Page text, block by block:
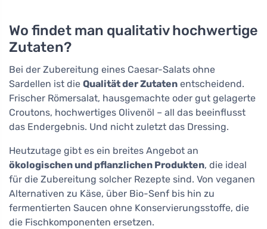
Wo findet man qualitativ hochwertige
Zutaten?
Bei der Zubereitung eines Caesar-Salats ohne
Sardellen ist die Qualität der Zutaten entscheidend.
Frischer Römersalat, hausgemachte oder gut gelagerte
Croutons, hochwertiges Olivenöl – all das beeinflusst
das Endergebnis. Und nicht zuletzt das Dressing.
Heutzutage gibt es ein breites Angebot an
ökologischen und pflanzlichen Produkten, die ideal
für die Zubereitung solcher Rezepte sind. Von veganen
Alternativen zu Käse, über Bio-Senf bis hin zu
fermentierten Saucen ohne Konservierungsstoffe, die
die Fischkomponenten ersetzen.